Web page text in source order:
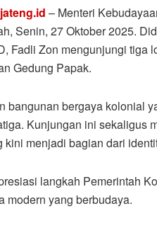
– Menteri
Senin, 27 Oktober 2025.
Fadli Zon mengunjungi tiga
Gedung Papak.
bangunan bergaya kolonial
Kunjungan ini sekaligus
menjadi bagian dari
langkah Pemerintah
modern yang berbudaya.